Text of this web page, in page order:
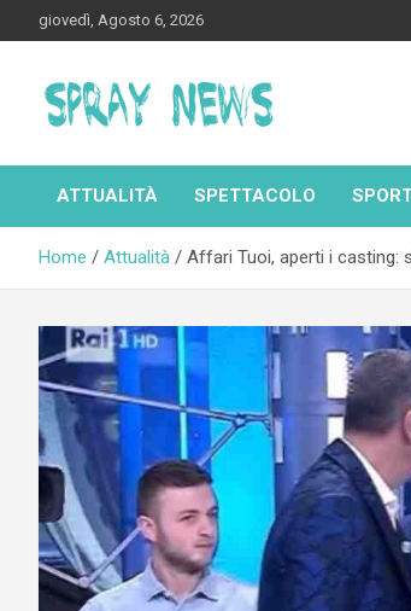
to
giovedì, Agosto 6, 2026
Spraynews.it
ATTUALITÀ SPETTACOLO
Home Attualità Affari Tuoi, aperti i casting: